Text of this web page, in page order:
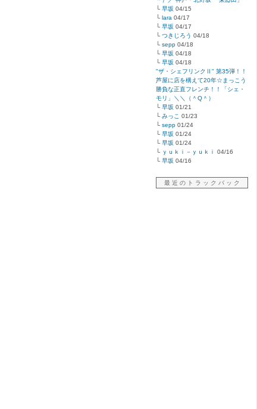
└ 早坂 04/15
└ lara 04/17
└ 早坂 04/17
└ つきじろう 04/18
└ sepp 04/18
└ 早坂 04/18
└ 早坂 04/18
"ザ・シェフリンクⅡ" 第35弾！！
芦屋に店を構えて20年☆まっこう
勝負な正直フレンチ！！「シェ・
モリ」＼＼（＾Q＾）
└ 早坂 01/21
└ みっこ 01/23
└ sepp 01/24
└ 早坂 01/24
└ 早坂 01/24
└ ｙｕｋｉ－ｙｕｋｉ
04/16
└ 早坂 04/16
最 近 の ト ラ ッ ク バ ッ ク